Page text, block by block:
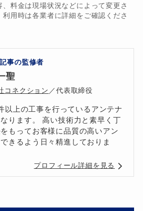
料金は現場状況などによって変更さ
用時は各業者に詳細をご確認くださ
事の監修者
聖
コネクション ／代表取締役
以上の工事を行っているアンテナ
ります。 高い技術力と素早く丁
もってお客様に品質の高いアン
きるよう日々精進しておりま
プロフィール詳細を見る